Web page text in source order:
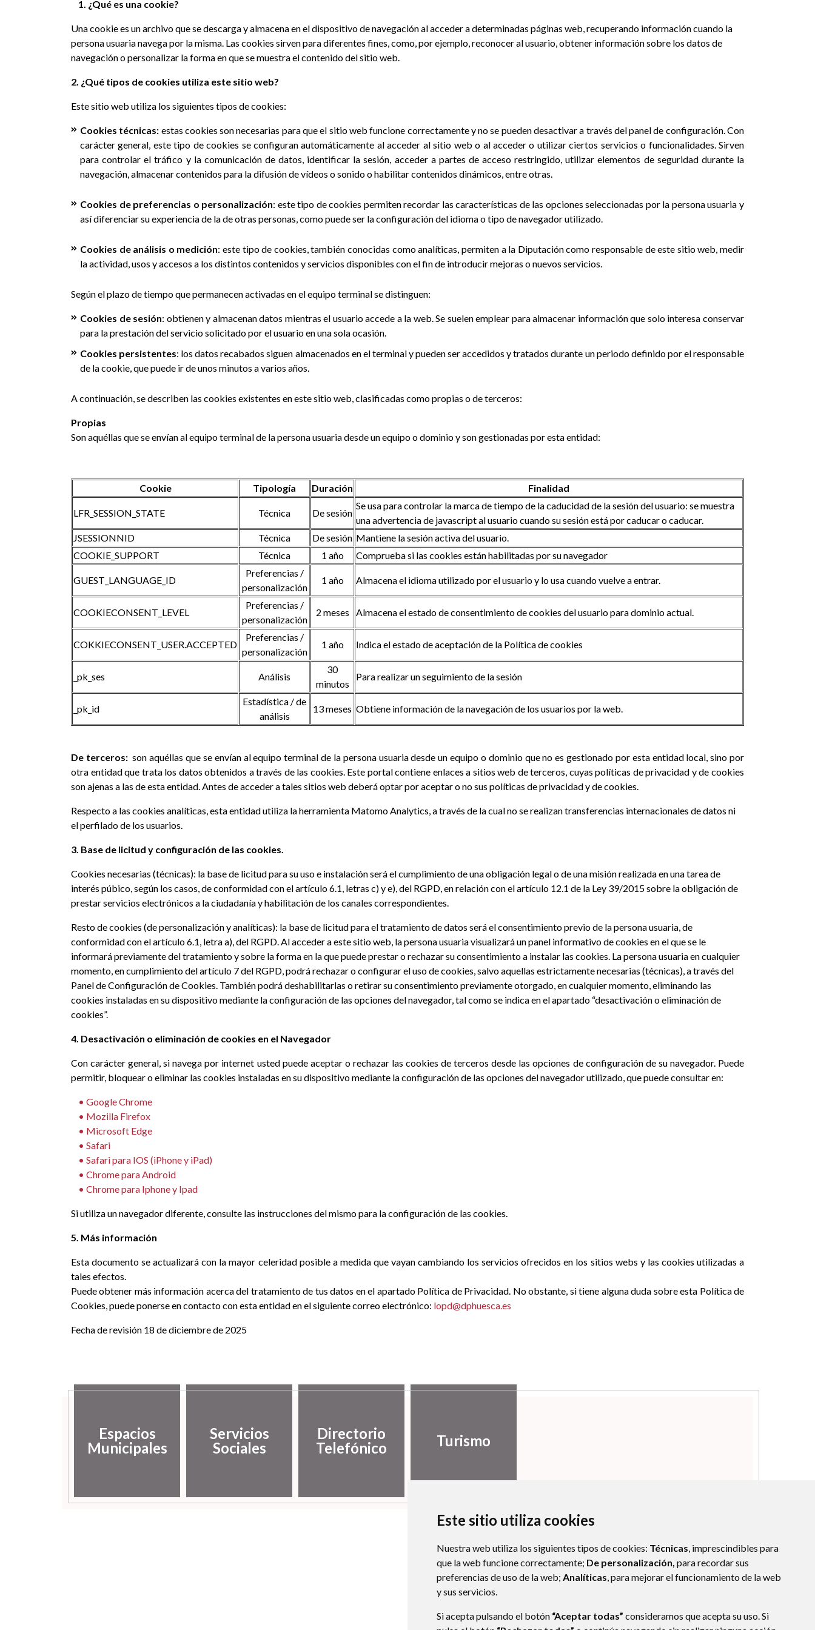
Este sitio utiliza cookies
Nuestra web utiliza los siguientes tipos de cookies: Técnicas, imprescindibles para
que la web funcione correctamente; De personalización, para recordar sus
preferencias de uso de la web; Analíticas, para mejorar el funcionamiento de la web
y sus servicios.
Si acepta pulsando el botón “Aceptar todas” consideramos que acepta su uso. Si
1. ¿Qué es una cookie?
Una cookie es un archivo que se descarga y almacena en el dispositivo de navegación al acceder a determinadas páginas web, recuperando información cuando la
persona usuaria navega por la misma. Las cookies sirven para diferentes fines, como, por ejemplo, reconocer al usuario, obtener información sobre los datos de
navegación o personalizar la forma en que se muestra el contenido del sitio web.
2. ¿Qué tipos de cookies utiliza este sitio web?
Este sitio web utiliza los siguientes tipos de cookies:
Cookies técnicas: estas cookies son necesarias para que el sitio web funcione correctamente y no se pueden desactivar a través del panel de configuración. Con
carácter general, este tipo de cookies se configuran automáticamente al acceder al sitio web o al acceder o utilizar ciertos servicios o funcionalidades. Sirven
para controlar el tráfico y la comunicación de datos, identificar la sesión, acceder a partes de acceso restringido, utilizar elementos de seguridad durante la
navegación, almacenar contenidos para la difusión de vídeos o sonido o habilitar contenidos dinámicos, entre otras.
Cookies de preferencias o personalización: este tipo de cookies permiten recordar las características de las opciones seleccionadas por la persona usuaria y
así diferenciar su experiencia de la de otras personas, como puede ser la configuración del idioma o tipo de navegador utilizado.
Cookies de análisis o medición: este tipo de cookies, también conocidas como analíticas, permiten a la Diputación como responsable de este sitio web, medir
la actividad, usos y accesos a los distintos contenidos y servicios disponibles con el fin de introducir mejoras o nuevos servicios.
Según el plazo de tiempo que permanecen activadas en el equipo terminal se distinguen:
Cookies de sesión: obtienen y almacenan datos mientras el usuario accede a la web. Se suelen emplear para almacenar información que solo interesa conservar
para la prestación del servicio solicitado por el usuario en una sola ocasión.
Cookies persistentes: los datos recabados siguen almacenados en el terminal y pueden ser accedidos y tratados durante un periodo definido por el responsable
de la cookie, que puede ir de unos minutos a varios años.
A continuación, se describen las cookies existentes en este sitio web, clasificadas como propias o de terceros:
Propias
Son aquéllas que se envían al equipo terminal de la persona usuaria desde un equipo o dominio y son gestionadas por esta entidad:
Cookie Tipología Duración Finalidad
LFR_SESSION_STATE Técnica De sesión
Se usa para controlar la marca de tiempo de la caducidad de la sesión del usuario: se muestra
una advertencia de javascript al usuario cuando su sesión está por caducar o caducar.
JSESSIONNID
Técnica De sesión Mantiene la sesión activa del usuario.
COOKIE_SUPPORT
Técnica 1 año Comprueba si las cookies están habilitadas por su navegador
GUEST_LANGUAGE_ID
Preferencias /
personalización
1 año Almacena el idioma utilizado por el usuario y lo usa cuando vuelve a entrar.
COOKIECONSENT_LEVEL
Preferencias /
personalización
2 meses Almacena el estado de consentimiento de cookies del usuario para dominio actual.
COKKIECONSENT_USER.ACCEPTED
Preferencias /
personalización
1 año Indica el estado de aceptación de la Política de cookies
_pk_ses Análisis
30
minutos
Para realizar un seguimiento de la sesión
_pk_id
Estadística / de
análisis
13 meses Obtiene información de la navegación de los usuarios por la web.
De terceros: son aquéllas que se envían al equipo terminal de la persona usuaria desde un equipo o dominio que no es gestionado por esta entidad local, sino por
otra entidad que trata los datos obtenidos a través de las cookies. Este portal contiene enlaces a sitios web de terceros, cuyas políticas de privacidad y de cookies
son ajenas a las de esta entidad. Antes de acceder a tales sitios web deberá optar por aceptar o no sus políticas de privacidad y de cookies.
Respecto a las cookies analíticas, esta entidad utiliza la herramienta Matomo Analytics, a través de la cual no se realizan transferencias internacionales de datos ni
el perfilado de los usuarios.
3. Base de licitud y configuración de las cookies.
Cookies necesarias (técnicas): la base de licitud para su uso e instalación será el cumplimiento de una obligación legal o de una misión realizada en una tarea de
interés púbico, según los casos, de conformidad con el artículo 6.1, letras c) y e), del RGPD, en relación con el artículo 12.1 de la Ley 39/2015 sobre la obligación de
prestar servicios electrónicos a la ciudadanía y habilitación de los canales correspondientes.
Resto de cookies (de personalización y analíticas): la base de licitud para el tratamiento de datos será el consentimiento previo de la persona usuaria, de
conformidad con el artículo 6.1, letra a), del RGPD. Al acceder a este sitio web, la persona usuaria visualizará un panel informativo de cookies en el que se le
informará previamente del tratamiento y sobre la forma en la que puede prestar o rechazar su consentimiento a instalar las cookies. La persona usuaria en cualquier
momento, en cumplimiento del artículo 7 del RGPD, podrá rechazar o configurar el uso de cookies, salvo aquellas estrictamente necesarias (técnicas), a través del
Panel de Configuración de Cookies. También podrá deshabilitarlas o retirar su consentimiento previamente otorgado, en cualquier momento, eliminando las
cookies instaladas en su dispositivo mediante la configuración de las opciones del navegador, tal como se indica en el apartado “desactivación o eliminación de
cookies”.
4. Desactivación o eliminación de cookies en el Navegador
Con carácter general, si navega por internet usted puede aceptar o rechazar las cookies de terceros desde las opciones de configuración de su navegador. Puede
permitir, bloquear o eliminar las cookies instaladas en su dispositivo mediante la configuración de las opciones del navegador utilizado, que puede consultar en:
• Google Chrome
• Mozilla Firefox
• Microsoft Edge
• Safari
• Safari para IOS (iPhone y iPad)
• Chrome para Android
• Chrome para Iphone y Ipad
Si utiliza un navegador diferente, consulte las instrucciones del mismo para la configuración de las cookies.
5. Más información
Esta documento se actualizará con la mayor celeridad posible a medida que vayan cambiando los servicios ofrecidos en los sitios webs y las cookies utilizadas a
tales efectos.
Puede obtener más información acerca del tratamiento de tus datos en el apartado Política de Privacidad. No obstante, si tiene alguna duda sobre esta Política de
Cookies, puede ponerse en contacto con esta entidad en el siguiente correo electrónico: lopd@dphuesca.es
Fecha de revisión 18 de diciembre de 2025
Espacios
Municipales
Servicios
Sociales
Directorio
Telefónico
Turismo